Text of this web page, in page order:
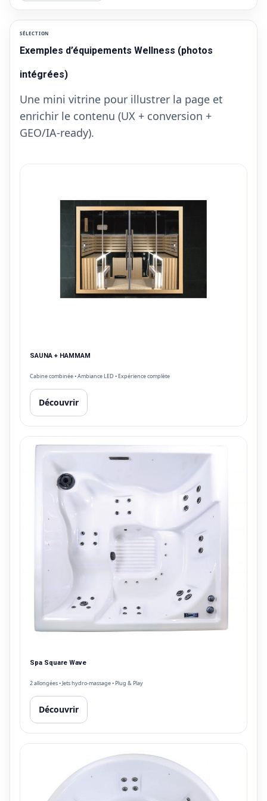
SÉLECTION
Exemples d’équipements Wellness (photos
intégrées)
Une mini vitrine pour illustrer la page et
enrichir le contenu (UX + conversion +
GEO/IA-ready).
SAUNA + HAMMAM
Cabine combinée • Ambiance LED • Expérience complète
Découvrir
Spa Square Wave
2 allongées • Jets hydro-massage • Plug & Play
Découvrir